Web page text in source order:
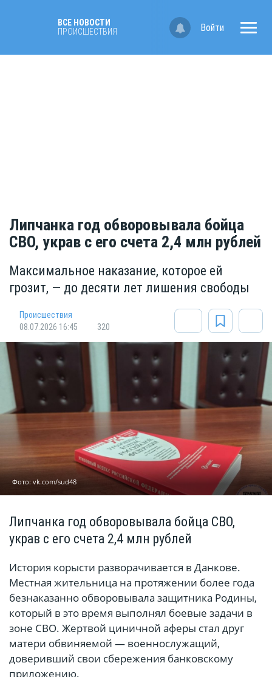
ВСЕ НОВОСТИ
ПРОИСШЕСТВИЯ
Войти
Липчанка год обворовывала бойца
СВО, украв с его счета 2,4 млн рублей
Максимальное наказание, которое ей
грозит, — до десяти лет лишения свободы
Происшествия
08.07.2026 16:45
320
Фото: vk.com/sud48
Липчанка год обворовывала бойца СВО,
украв с его счета 2,4 млн рублей
История корысти разворачивается в Данкове.
Местная жительница на протяжении более года
безнаказанно обворовывала защитника Родины,
который в это время выполнял боевые задачи в
зоне СВО. Жертвой циничной аферы стал друг
матери обвиняемой — военнослужащий,
доверивший свои сбережения банковскому
приложению.